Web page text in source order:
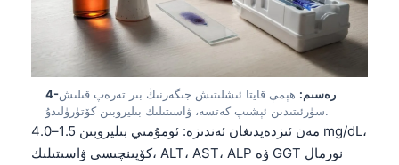
4-رەسىم: ھېمې قايتا ئىشلىتىش جىگەرنىڭ بىر تەرەپ قىلىش
سۈرئىتىدىن ئېشىپ كەتسە، ۋاسىتىلىك بىليروبىن كۆتۈرۈلىدۇ.
مەن ئىزدەيدىغان ئەندىزە: ئومۇمىي بىليروبىن 1.5–4.0 mg/dL،
كۆپىنچىسى ۋاسىتىلىك، ALT، AST، ALP ۋە GGT نورمال